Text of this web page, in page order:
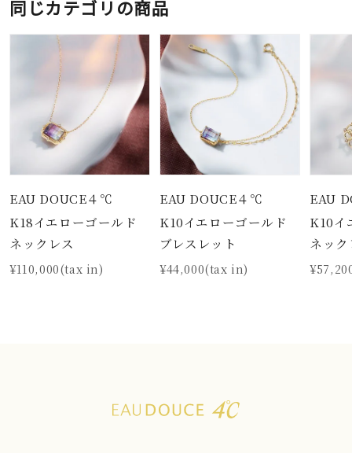
同じカテゴリの商品
EAU DOUCE４℃
K18イエローゴールド
ネックレス
¥110,000(tax in)
EAU DOUCE４℃
K10イエローゴールド
ブレスレット
¥44,000(tax in)
EAU
K10イ
ネッ